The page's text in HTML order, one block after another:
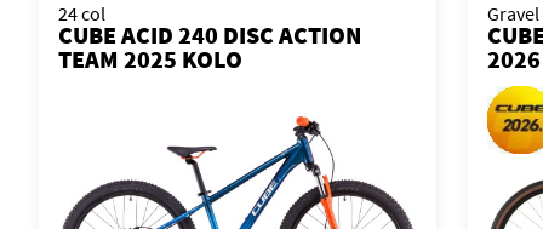
24 col
CUBE ACID 240 DISC ACTION
TEAM 2025 KOLO
Gravel